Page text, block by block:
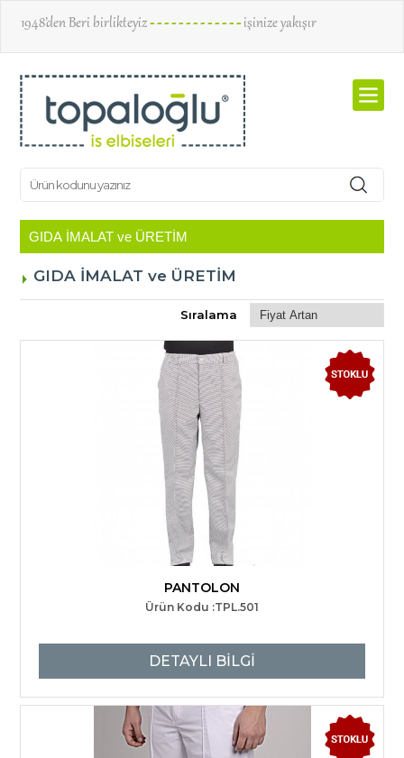
1948’den Beri birlikteyiz- - - - - - - - - - - - - işinize yakışır
GIDA İMALAT ve ÜRETİM
Sıralama
PANTOLON
Ürün Kodu :TPL.501
DETAYLI BİLGİ